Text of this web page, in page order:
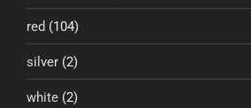
red (104)
silver (2)
white (2)